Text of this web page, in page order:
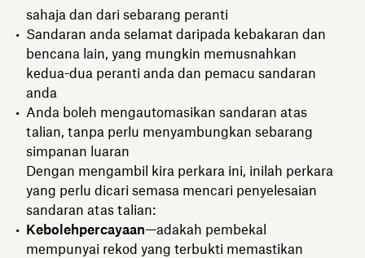
sahaja dan dari sebarang peranti
Sandaran anda selamat daripada kebakaran dan
bencana lain, yang mungkin memusnahkan
kedua-dua peranti anda dan pemacu sandaran
anda
Anda boleh mengautomasikan sandaran atas
talian, tanpa perlu menyambungkan sebarang
simpanan luaran
Dengan mengambil kira perkara ini, inilah perkara
yang perlu dicari semasa mencari penyelesaian
sandaran atas talian:
Kebolehpercayaan—adakah pembekal
mempunyai rekod yang terbukti memastikan